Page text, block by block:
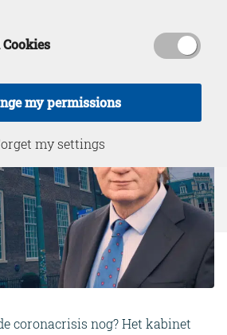
coronacrisis nog? Het kabinet
my permissions
my settings